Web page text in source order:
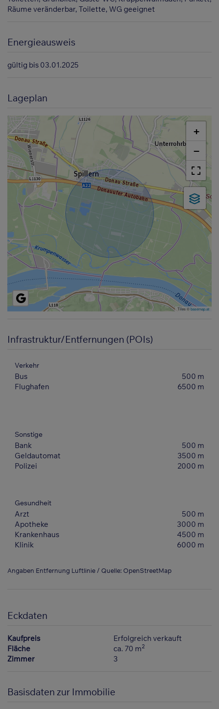
Räume veränderbar Toilette WG geeignet
Energieausweis
gültig bis 03.01.2025
Lageplan
+
−
Tiles ©basemap.at
Infrastruktur/Entfernungen (POIs)
Verkehr
Bus
500 m
Flughafen
6500 m
Sonstige
Bank
500 m
Geldautomat
3500 m
Polizei
2000 m
Gesundheit
Arzt
500 m
Apotheke
3000 m
Krankenhaus
4500 m
Klinik
6000 m
Angaben Entfernung Luftlinie / Quelle: OpenStreetMap
Eckdaten
Kaufpreis
Erfolgreich verkauft
Fläche
ca. 70 m2
Zimmer 3
Basisdaten zur Immobilie